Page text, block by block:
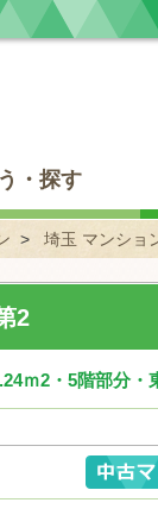
・探す
埼玉 マンショ
2
ｍ2・5階部分・